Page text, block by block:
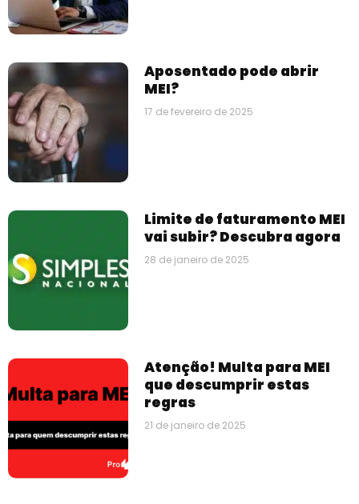
Aposentado pode abrir
MEI?
17 de fevereiro de 2025
Limite de faturamento MEI
vai subir? Descubra agora
28 de janeiro de 2025
Atenção! Multa para MEI
que descumprir estas
regras
21 de janeiro de 2025